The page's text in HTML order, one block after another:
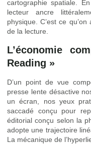
cartographie spatiale.
lecteur ancre
physique. C’est ce
de la lecture.
L’économie
Reading »
D’un point de vue
presse lente désactive
un écran, nos yeux
saccadé conçu pour
éditorial conçu selon la
adopte une trajectoire
La mécanique de